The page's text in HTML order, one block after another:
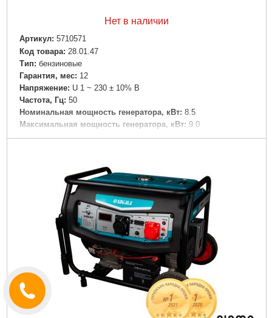
Нет в наличии
Артикул: 5710571
Код товара: 28.01.47
Tип: бензиновые
Гарантия, мес: 12
Напряжение: U 1 ~ 230 ± 10% В
Частота, Гц: 50
Номинальная мощность генератора, кВт: 8.5
Максимальная мощность генератора, кВт: 9.0
Расход топлива, г/кВт*ч: 420
Система запуска: Электро
Подробнее...